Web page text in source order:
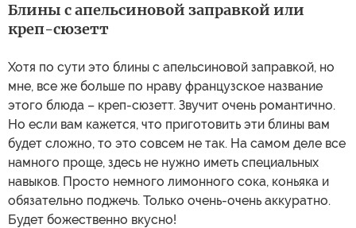
Блины с апельсиновой заправкой или
креп-сюзетт
Хотя по сути это блины с апельсиновой заправкой, но
мне, все же больше по нраву французское название
этого блюда – креп-сюзетт. Звучит очень романтично.
Но если вам кажется, что приготовить эти блины вам
будет сложно, то это совсем не так. На самом деле все
намного проще, здесь не нужно иметь специальных
навыков. Просто немного лимонного сока, коньяка и
обязательно поджечь. Только очень-очень аккуратно.
Будет божественно вкусно!